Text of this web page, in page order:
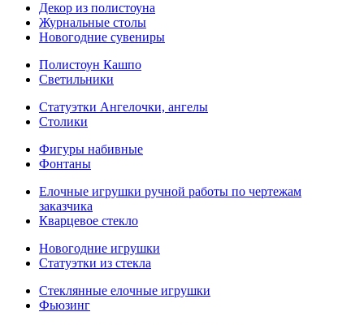
Декор из полистоуна
Журнальные столы
Новогодние сувениры
Полистоун Кашпо
Светильники
Статуэтки Ангелочки, ангелы
Столики
Фигуры набивные
Фонтаны
Елочные игрушки ручной работы по чертежам
заказчика
Кварцевое стекло
Новогодние игрушки
Статуэтки из стекла
Стеклянные елочные игрушки
Фьюзинг